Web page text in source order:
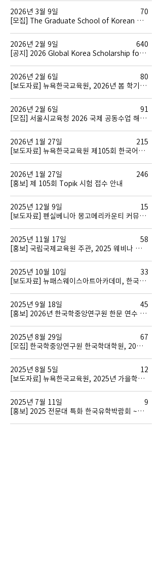
[모집] The Graduate School of Korean Studies, The Academy of Korean Studies 'Master's and Doctoral Degree Program' / 한국학중앙연구원 한국학대학원 2026년도 후기 석박사 학위과정 외국인 및 재외국민 모집
2026년 3월 9일 70
[공지] 2026 Global Korea Scholarship for Graduate Degrees (GKS-G)
2026년 2월 9일 640
[보도자료] 뉴욕한국교육원, 2026년 봄 학기 한국어 강좌 수강생 모집
2026년 2월 6일 80
[모집] 서울시교육청 2026 국제 공동수업 해외 참여학교 모집
2026년 2월 6일 91
[보도자료] 뉴욕한국교육원 제105회 한국어능력시험 시행
2026년 1월 27일 215
[홍보] 제 105회 Topik 시험 접수 안내
2026년 1월 27일 246
[보도자료] 펜실베니아 몽고메리카운티 커뮤니티칼리지 한국어 강좌 개설
2025년 12월 9일 15
[홍보] 국립국제교육원 주관, 2025 웨비나 입학 설명회 개최
2025년 11월 17일 58
[보도자료] 뉴패스웨이스아트아카데미, 한국어반 개설 및 추석 맞이 행사 개최
2025년 10월 10일 33
[홍보] 2026년 한국학중앙연구원 한문 연수 펠로십 공고 / AKS Hanmun Fellowship
2025년 9월 18일 45
[모집] 한국학중앙연구원 한국학대학원, 2026년도 전기 특별 전형
2025년 8월 29일 67
[보도자료] 뉴욕한국교육원, 2025년 가을학기 한국어 강좌 수강생 모집
2025년 8월 5일 12
[홍보] 2025 전문대 특화 한국유학박람회 ~7.27.(일)
2025년 7월 11일 9